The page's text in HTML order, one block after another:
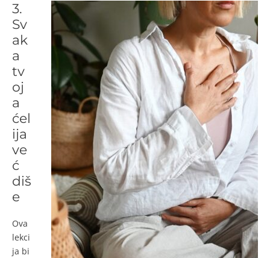
3.
Sv
ak
a
tv
oj
a
ćel
ija
ve
ć
diš
e
Ova
lekci
ja bi